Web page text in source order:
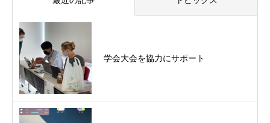
学会大会を協力にサポート